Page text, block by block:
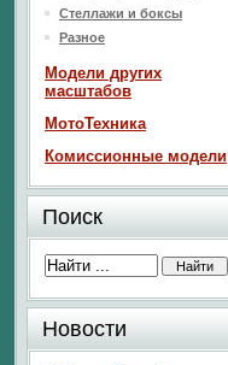
Стеллажи и боксы
Разное
Модели других
масштабов
МотоТехника
Комиссионные модели
Поиск
Новости